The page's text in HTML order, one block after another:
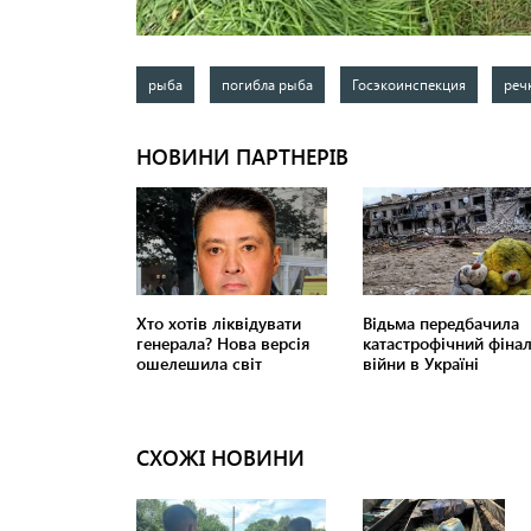
рыба погибла рыба Госэкоинспекция
СХОЖІ НОВИНИ